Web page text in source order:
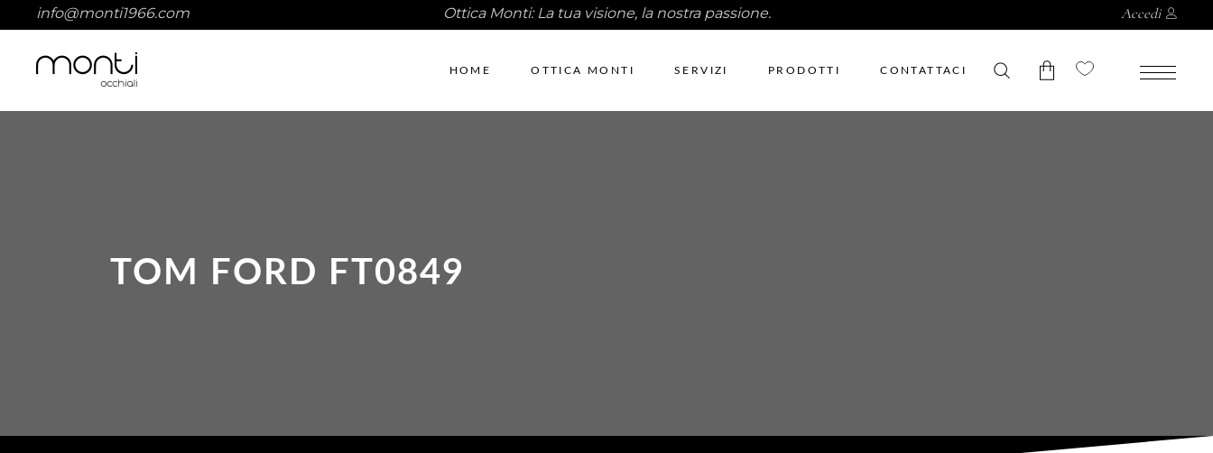
info@monti1966.com Ottica Monti: La tua visione, la nostra passione. Accedi
HOME OTTICA MONTI SERVIZI PRODOTTI CONTATTACI
TOM FORD FT0849